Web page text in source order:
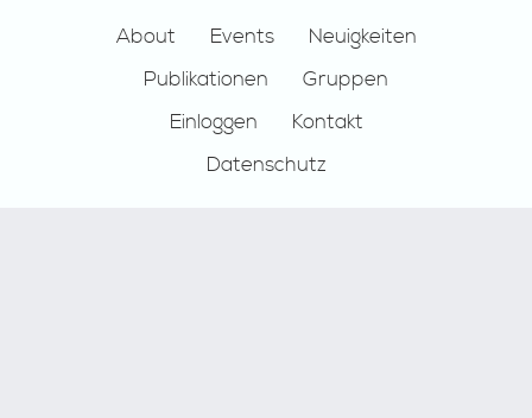
About Events
Neuigkeiten
Publikationen
Gruppen
Einloggen
Kontakt
Datenschutz